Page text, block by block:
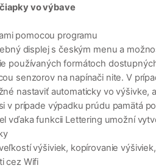
vo výbave
pomocou programu
displej s českým menu a
používaných formátoch
senzorov na napínači nite. V
nastaviť automaticky vo výšivke,
v prípade výpadku prúdu pamätá
vďaka funkcii Lettering umožní
výšiviek, kopírovanie
cez Wifi